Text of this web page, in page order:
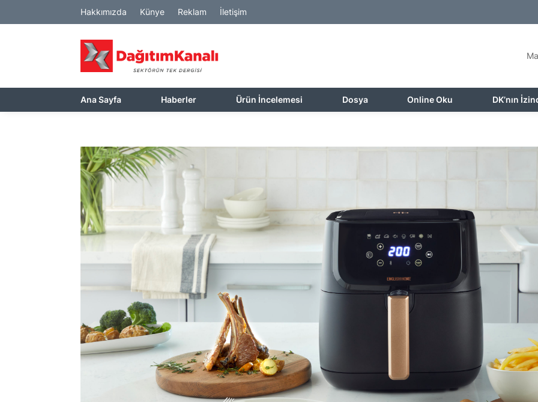
Hakkımızda Künye Reklam İletişim
Ana Sayfa Haberler Ürün İncelemesi Dosya Online Oku DK’nın